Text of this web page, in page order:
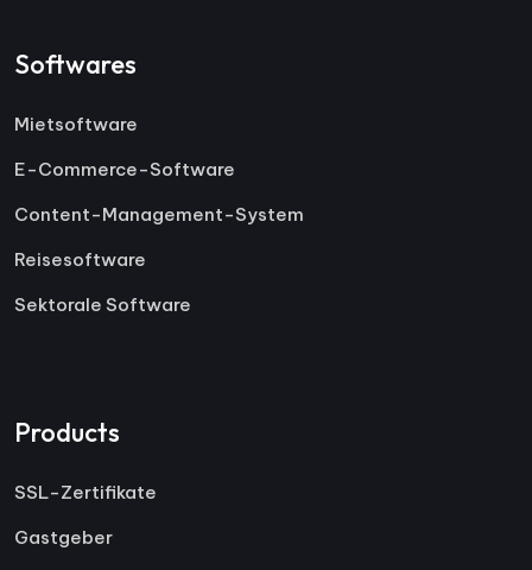
Softwares
Mietsoftware
E-Commerce-Software
Content-Management-System
Reisesoftware
Sektorale Software
Products
SSL-Zertifikate
Gastgeber